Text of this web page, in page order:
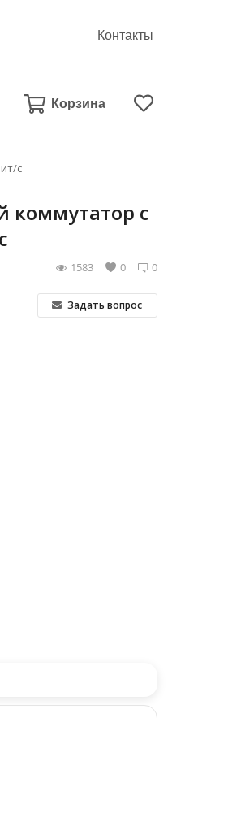
Контакты
Корзина
с
коммутатор с
0
0
1583
Задать вопрос